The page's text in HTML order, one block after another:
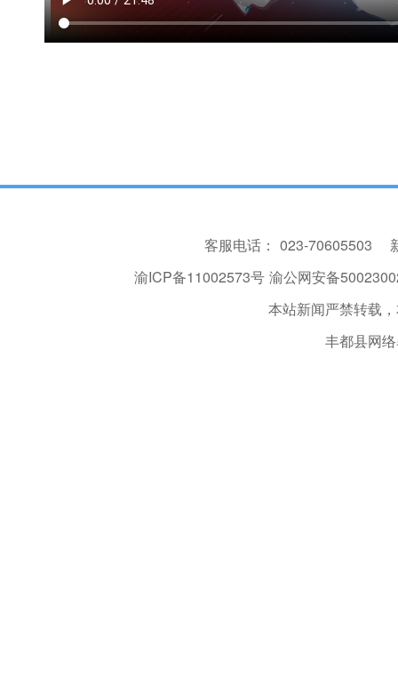
客服电话： 023-70605503
渝ICP备11002573号 渝公网安备
本站新闻严禁转载
丰都县网